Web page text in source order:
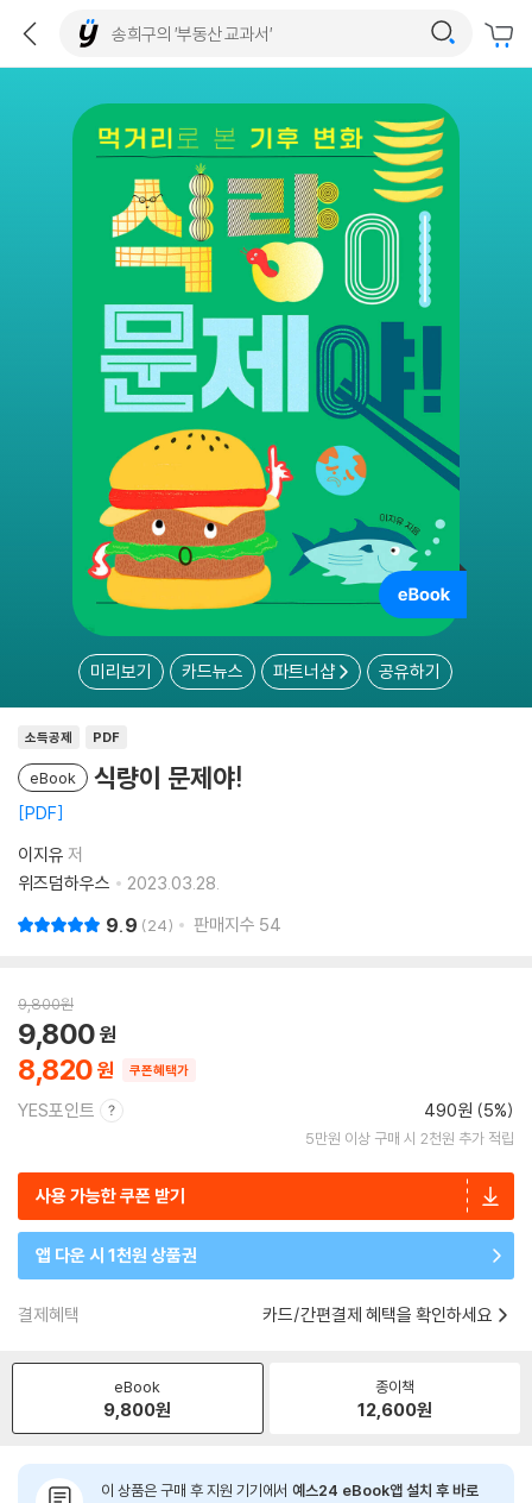
미리보기 카드뉴스 파트너샵 공유하기
소득공제 PDF
eBook 식량이 문제야!
PDF
이지유 저
위즈덤하우스
2023.03.28.
9.9 24 판매지수 54
9,800원
8,820
9,800
쿠폰혜택가
YES포인트 490원 (5%)
5만원 이상 구매 시 2천원 추가 적립
사용 가능한 쿠폰 받기
앱 다운 시 1천원 상품권
결제혜택 카드/간편결제 혜택을 확인하세요
eBook
9,800원
종이책
12,600원
이 상품은 구매 후 지원 기기에서 예스24 eBook앱 설치 후 바로